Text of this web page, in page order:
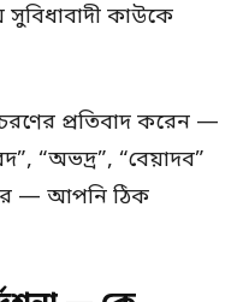
কাউকে
প্রতিবাদ করেন —
“অভদ্র”, “বেয়াদব”
— আপনি ঠিক